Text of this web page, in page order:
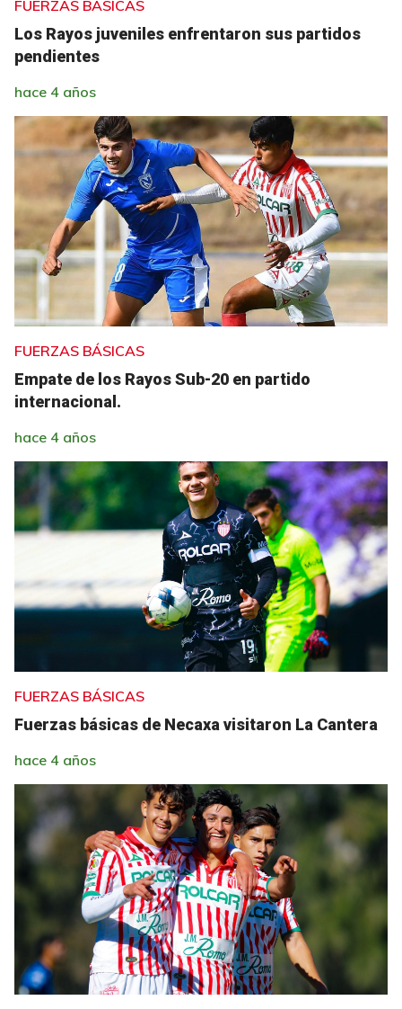
FUERZAS BÁSICAS
Los Rayos juveniles enfrentaron sus partidos
pendientes
hace 4 años
FUERZAS BÁSICAS
Empate de los Rayos Sub-20 en partido
internacional.
hace 4 años
FUERZAS BÁSICAS
Fuerzas básicas de Necaxa visitaron La Cantera
hace 4 años